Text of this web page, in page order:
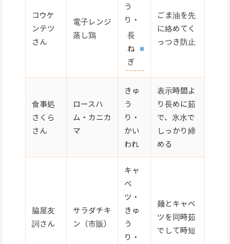
コウケ
ンテツ
さん
電子レンジ
蒸し鶏
う
り・
長
ね
ぎ
ごま油を先
に絡めてく
っつき防止
食事処
さくら
さん
ロースハ
ム・カニカ
マ
きゅ
う
り・
かい
われ
表示時間よ
り長めに茹
で、氷水で
しっかり締
める
脇屋友
詞さん
サラダチキ
ン（市販）
キャ
ベ
ツ・
きゅ
う
り・
麺とキャベ
ツを同時茹
でして時短